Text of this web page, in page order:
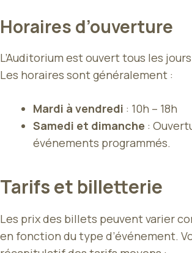
Horaires d’ouverture
L’Auditorium est ouvert tous les
Les horaires sont généralement :
Mardi à vendredi : 10h – 18h
Samedi et dimanche :
événements programmés.
Tarifs et billetterie
Les prix des billets peuvent varier
en fonction du type d’événement.